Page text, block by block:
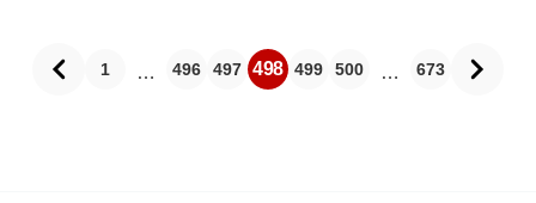
1 … 496 497 498 499 500 … 673